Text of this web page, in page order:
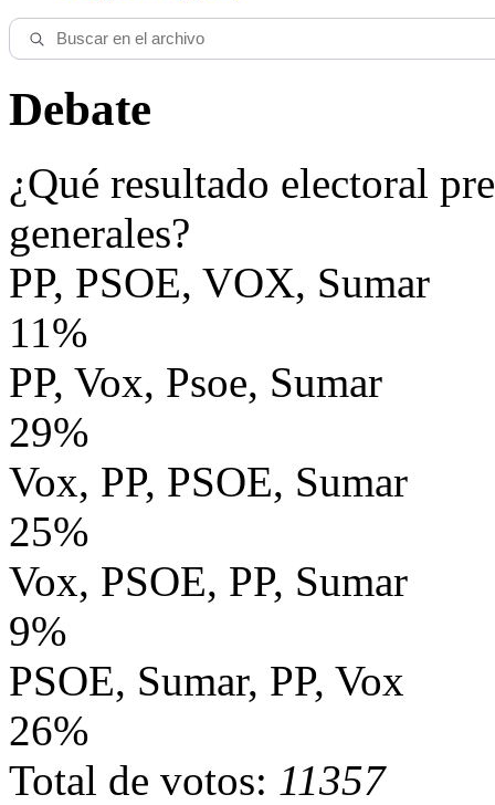
Debate
¿Qué resultado electoral
generales?
PP, PSOE, VOX, Sumar
11%
PP, Vox, Psoe, Sumar
29%
Vox, PP, PSOE, Sumar
25%
Vox, PSOE, PP, Sumar
9%
PSOE, Sumar, PP, Vox
26%
Total de votos: 11357